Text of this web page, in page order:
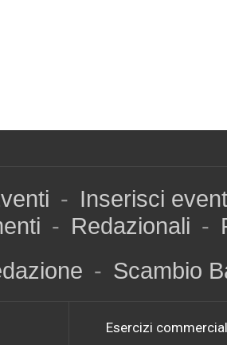
- Inserisci
- Redazionali -
- Scambio
Esercizi